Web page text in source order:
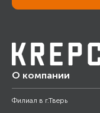
О компании
Филиал в г.Тверь